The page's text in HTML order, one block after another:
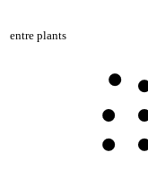
entre plants